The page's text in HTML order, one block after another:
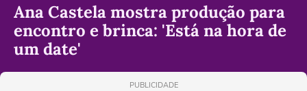
Ana Castela mostra produção para
encontro e brinca: 'Está na hora de
um date'
PUBLICIDADE